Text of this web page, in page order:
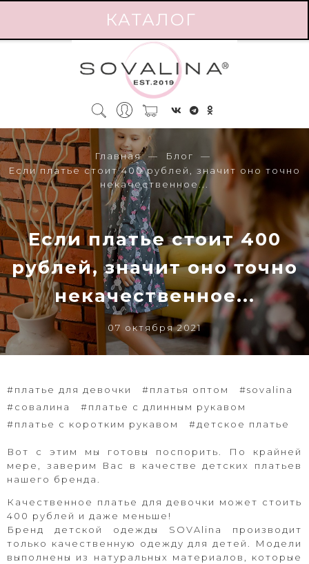
КАТАЛОГ
Главная
Блог
Если платье стоит 400 рублей, значит оно точно
некачественное...
Если платье стоит 400
рублей, значит оно точно
некачественное...
07 октября 2021
#платье для девочки #платья оптом
#sovalina
#совалина
#платье с длинным рукавом
#платье с коротким рукавом
#детское платье
Вот с этим мы готовы поспорить. По крайней
мере, заверим Вас в качестве детских платьев
нашего бренда.
Качественное платье для девочки может стоить
400 рублей и даже меньше!
Бренд детской одежды SOVAlina производит
только качественную одежду для детей. М одели
выполнены из натуральных материалов, которые